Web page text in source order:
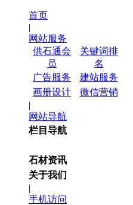
首页
|
网站服务
供石通会
员
关键词排
名
广告服务
建站服务
画册设计
微信营销
|
网站导航
栏目导航
石材资讯
关于我们
|
手机访问